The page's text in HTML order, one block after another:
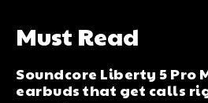
Must Read
Soundcore Liberty 5 Pro
earbuds that get calls